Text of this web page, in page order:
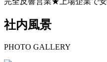
社内風景
PHOTO GALLERY